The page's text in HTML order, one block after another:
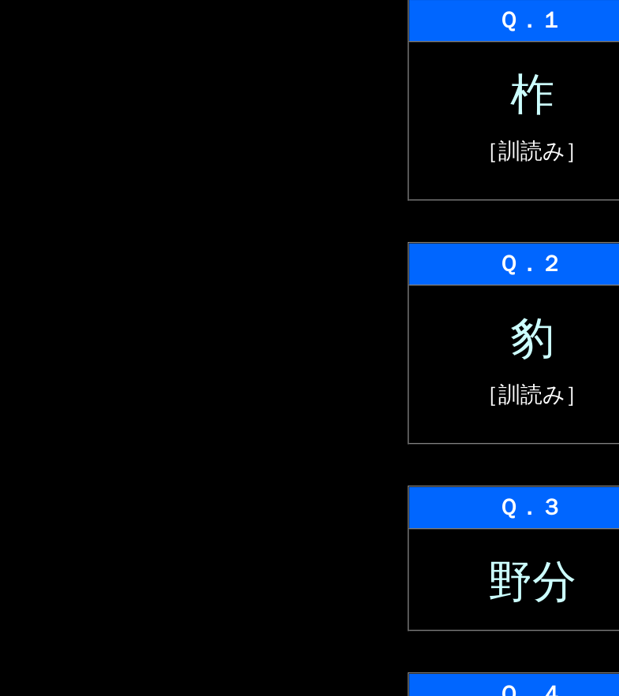
Ｑ．１
柞
［訓読み］
Ｑ．２
豹
［訓読み］
Ｑ．３
野分